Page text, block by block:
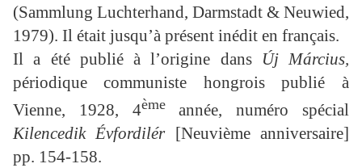
(Sammlung Luchterhand, Darmstadt & Neuwied,
1979). Il était jusqu’à présent inédit en français.
Il a été publié à l’origine dans
Új Március,
périodique
communiste hongrois publié à
Vienne, 1928, 4èmeannée, numéro spécial
KilencedikÉvfordilér[Neuvième anniversaire]
pp. 154-158.